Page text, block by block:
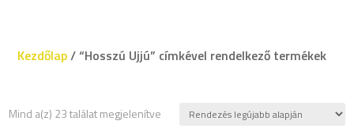
Kezdőlap/ “Hosszú Ujjú” címkével rendelkező termékek
Mind a(z) 23 találat megjelenítve Sorted